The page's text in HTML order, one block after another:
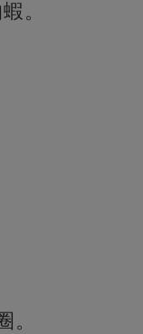
。
。